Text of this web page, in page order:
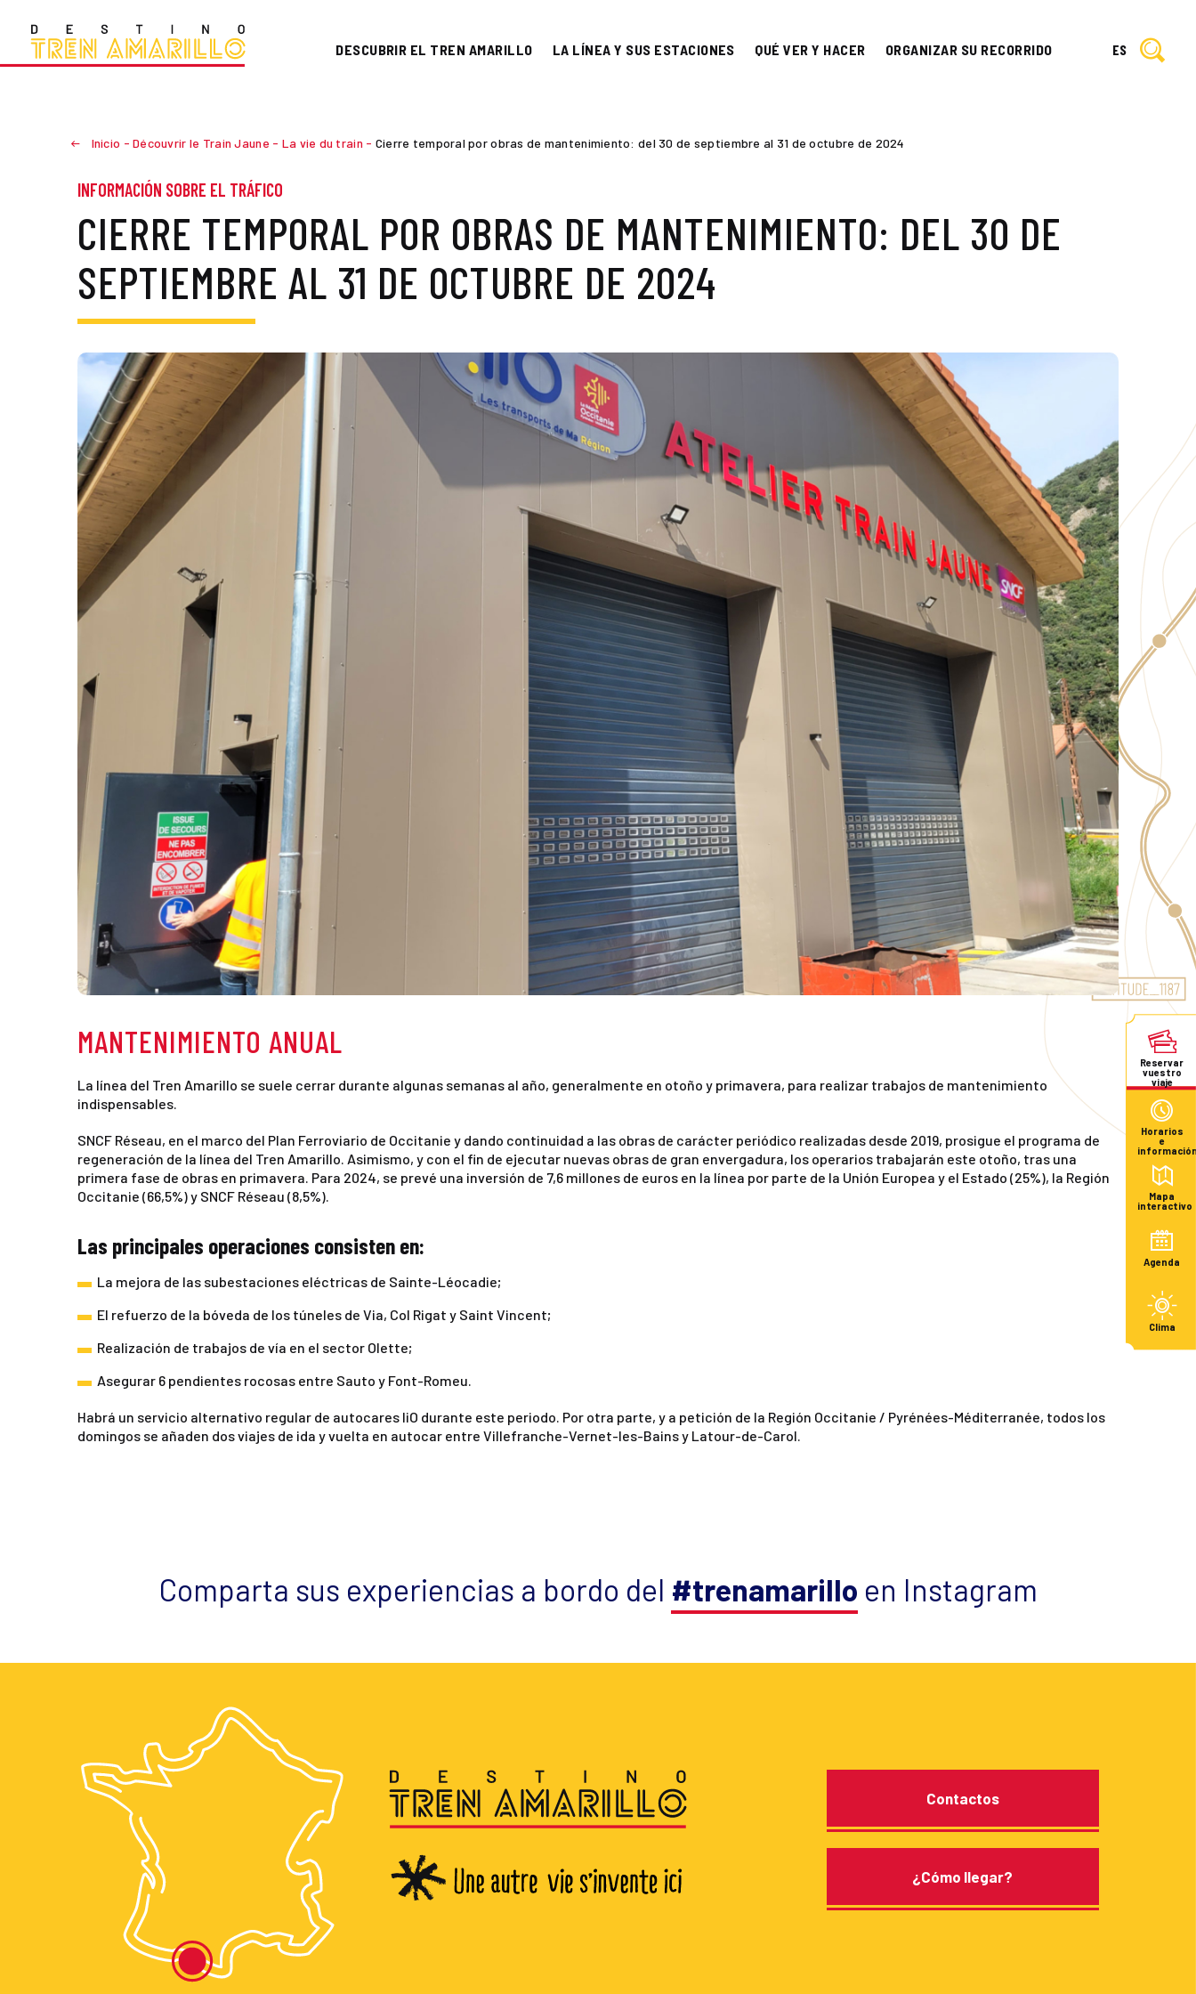
DESCUBRIR EL TREN AMARILLO LA LÍNEA Y SUS ESTACIONES QUÉ VER Y HACER ORGANIZAR SU RECORRIDO ES
Reservar
vuestro
viaje
Horarios
e
Mapa
interactivo
Agenda
Clima
Inicio -Découvrir le Train Jaune - La vie du train - Cierre temporal por obras de mantenimiento: del 30 de septiembre al 31 de octubre de 2024
INFORMACIÓN SOBRE EL TRÁFICO
CIERRE TEMPORAL POR OBRAS DE MANTENIMIENTO: DEL 30 DE
SEPTIEMBRE AL 31 DE OCTUBRE DE 2024
MANTENIMIENTO ANUAL
La línea del Tren Amarillo se suele cerrar durante algunas semanas al año, generalmente en otoño y primavera, para realizar trabajos de mantenimiento
indispensables.
SNCF Réseau, en el marco del Plan Ferroviario de Occitanie y dando continuidad a las obras de carácter periódico realizadas desde 2019, prosigue el programa de
regeneración de la línea del Tren Amarillo. Asimismo, y con el fin de ejecutar nuevas obras de gran envergadura, los operarios trabajarán este otoño, tras una
primera fase de obras en primavera. Para 2024, se prevé una inversión de 7,6 millones de euros en la línea por parte de la Unión Europea y el Estado (25%), la Región
Occitanie (66,5%) y SNCF Réseau (8,5%).
Las principales operaciones consisten en:
La mejora de las subestaciones eléctricas de Sainte-Léocadie;
El refuerzo de la bóveda de los túneles de Via, Col Rigat y Saint Vincent;
Realización de trabajos de vía en el sector Olette;
Asegurar 6 pendientes rocosas entre Sauto y Font-Romeu.
Habrá un servicio alternativo regular de autocares liO durante este periodo. Por otra parte, y a petición de la Región Occitanie / Pyrénées-Méditerranée, todos los
domingos se añaden dos viajes de ida y vuelta en autocar entre Villefranche-Vernet-les-Bains y Latour-de-Carol.
Comparta sus experiencias a bordo del #trenamarillo en Instagram
Contactos
¿Cómo llegar?